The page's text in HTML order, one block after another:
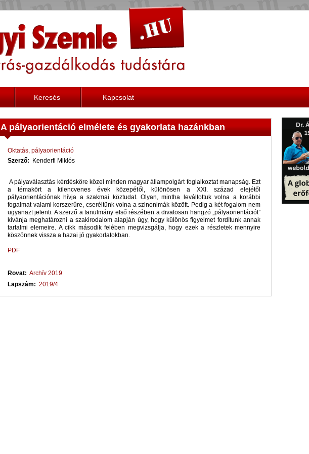
Keresés Kapcsolat
A pályaorientáció elmélete és gyakorlata hazánkban
Oktatás, pályaorientáció
Szerző:
Kenderfi Miklós
A pályaválasztás kérdésköre közel minden magyar állampolgárt foglalkoztat manapság. Ezt
a témakört a kilencvenes évek közepétől, különösen a XXI. század elejétől
pályaorientációnak hívja a szakmai köztudat. Olyan, mintha leváltottuk volna a korábbi
fogalmat valami korszerűre, cseréltünk volna a szinonimák között. Pedig a két fogalom nem
ugyanazt jelenti. A szerző a tanulmány első részében a divatosan hangzó „pályaorientációt”
kívánja meghatározni a szakirodalom alapján úgy, hogy különös figyelmet fordítunk annak
tartalmi elemeire. A cikk második felében megvizsgálja, hogy ezek a részletek mennyire
köszönnek vissza a hazai jó gyakorlatokban.
PDF
Rovat: Archív 2019
Lapszám: 2019/4